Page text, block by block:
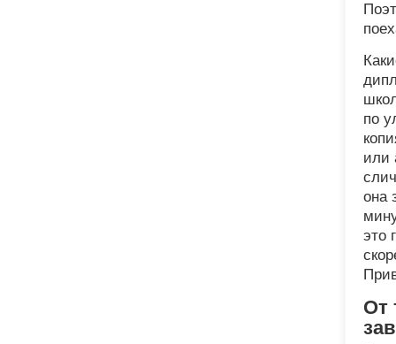
по
или
она
это
От